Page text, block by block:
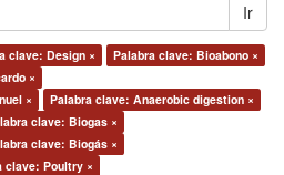
Ir
clave: Design ×
Palabra clave: Bioabono ×
×
×
Palabra clave: Anaerobic digestion ×
clave: Biogas ×
clave: Biogás ×
clave: Poultry ×